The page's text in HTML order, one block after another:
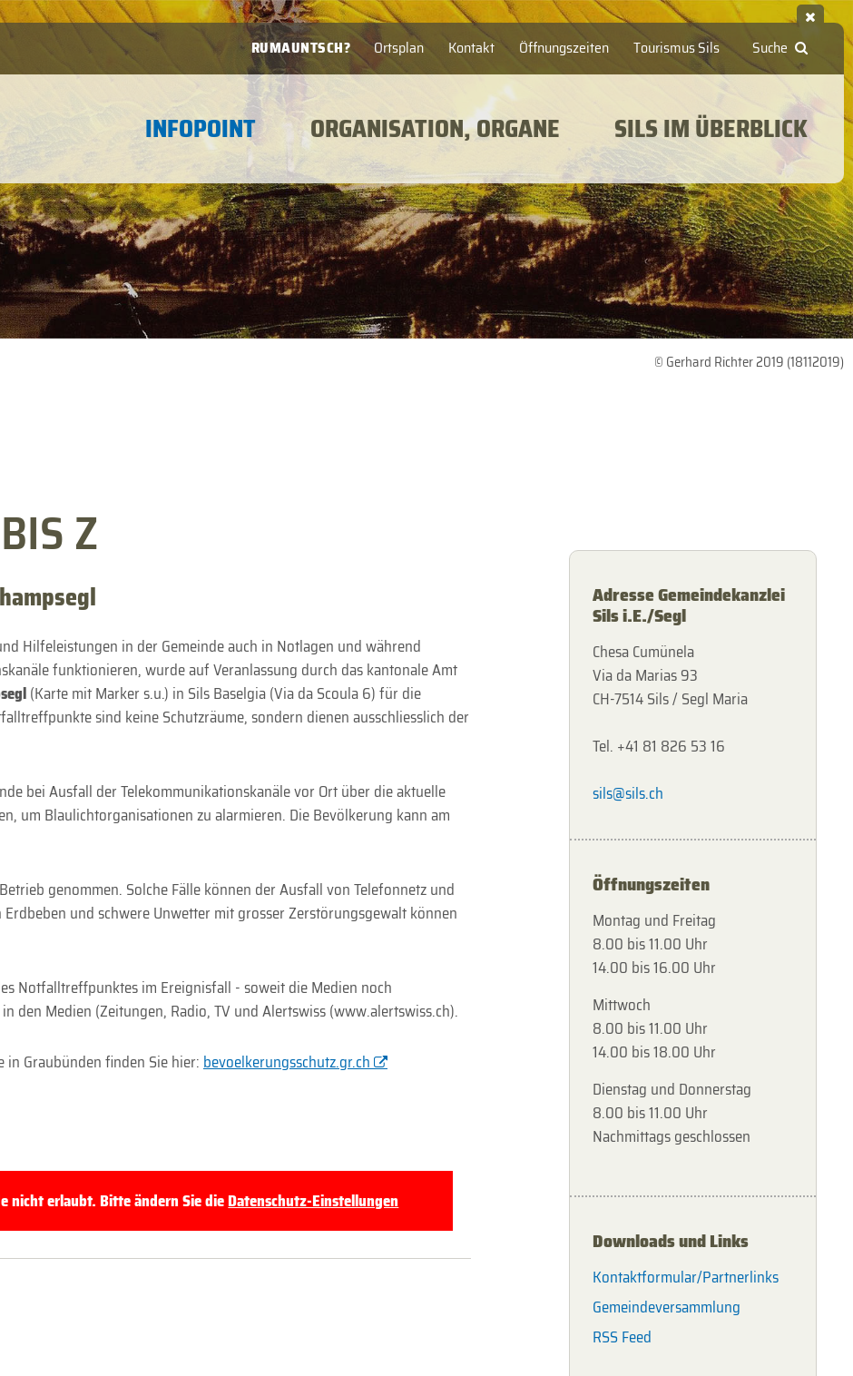
Suche
Ortsplan Kontakt Öffnungszeiten Tourismus Sils
RUMAUNTSCH?
INFOPOINT ORGANISATION, ORGANE SILS IM ÜBERBLICK
© Gerhard Richter 2019 (18112019)
Z
Hilfeleistungen in der Gemeinde auch in Notlagen und während
funktionieren, wurde auf Veranlassung durch das kantonale Amt
(Karte mit Marker s.u.) in Sils Baselgia (Via da Scoula 6) für die
sind keine Schutzräume, sondern dienen ausschliesslich der
bei Ausfall der Telekommunikationskanäle vor Ort über die aktuelle
um Blaulichtorganisationen zu alarmieren. Die Bevölkerung kann am
genommen. Solche Fälle können der Ausfall von Telefonnetz und
und schwere Unwetter mit grosser Zerstörungsgewalt können
Notfalltreffpunktes im Ereignisfall - soweit die Medien noch
den Medien (Zeitungen, Radio, TV und Alertswiss (www.alertswiss.ch).
Graubünden finden Sie hier: bevoelkerungsschutz.gr.ch
nicht erlaubt. Bitte ändern Sie dieDatenschutz-Einstellungen
Adresse Gemeindekanzlei
Sils i.E./Segl
Chesa Cumünela
Via da Marias 93
CH-7514 Sils / Segl Maria
Tel. +41 81 826 53 16
sils@sils.ch
Öffnungszeiten
Montag und Freitag
8.00 bis 11.00 Uhr
14.00 bis 16.00 Uhr
Mittwoch
8.00 bis 11.00 Uhr
14.00 bis 18.00 Uhr
Dienstag und Donnerstag
8.00 bis 11.00 Uhr
Nachmittags geschlossen
Downloads und Links
Kontaktformular/Partnerlinks
Gemeindeversammlung
RSS Feed